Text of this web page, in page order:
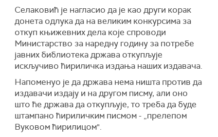
Селаковић је нагласио да је као други корак
донета одлука да на великим конкурсима за
откуп књижевних дела које спроводи
Министарство за наредну годину за потребе
јавних библиотека држава откупљује
искључиво ћириличка издања наших издавача.
Напоменуо је да држава нема ништа против да
издавачи издају и на другом писму, али оно
што ће држава да откупљује, то треба да буде
штампано ћириличким писмом - „прелепом
Вуковом ћирилицом".